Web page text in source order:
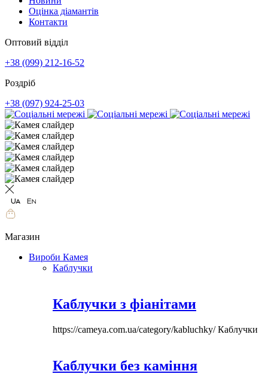
Оцінка діамантів
Контакти
Оптовий відділ
+38 (099) 212-16-52
Роздріб
+38 (097) 924-25-03
Магазин
Вироби Камея
Каблучки
Каблучки з фіанітами
https://cameya.com.ua/category/kabluchky/Каблучки
Каблучки без каміння